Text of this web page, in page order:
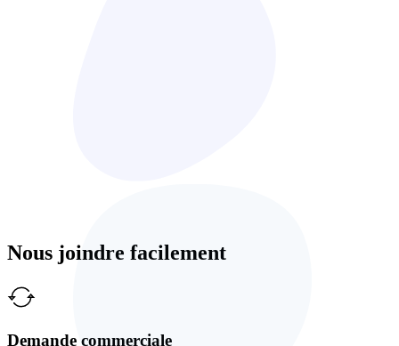
Nous joindre facilement
Demande commerciale